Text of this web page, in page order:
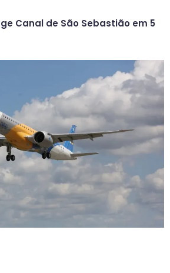
Canal de São Sebastião em 5